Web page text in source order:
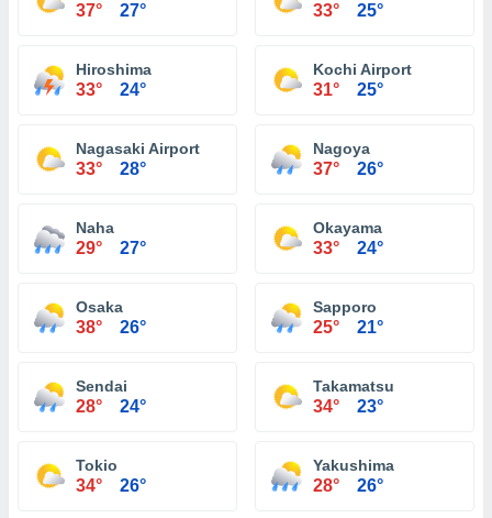
37° 27° 33° 25°
Hiroshima
33° 24°
Kochi Airport
31° 25°
Nagasaki Airport
33° 28°
Nagoya
37° 26°
Naha
29° 27°
Okayama
33° 24°
Osaka
38° 26°
Sapporo
25° 21°
Sendai
28° 24°
Takamatsu
34° 23°
Tokio
34° 26°
Yakushima
28° 26°